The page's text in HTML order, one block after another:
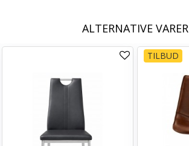
ALTERNATIVE VARER
TILBUD